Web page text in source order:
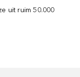
uit ruim 50.000